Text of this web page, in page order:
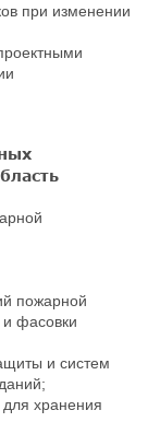
при изменении
пожарной
фасовки
и систем
хранения